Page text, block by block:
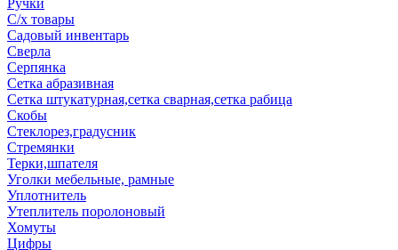
Ручки
С/х товары
Садовый инвентарь
Сверла
Серпянка
Сетка абразивная
Сетка штукатурная,сетка сварная,сетка рабица
Скобы
Стеклорез,градусник
Стремянки
Терки,шпателя
Уголки мебельные, рамные
Уплотнитель
Утеплитель поролоновый
Хомуты
Цифры